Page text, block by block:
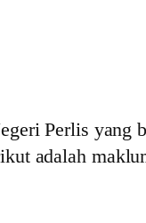
Perlis yang
adalah